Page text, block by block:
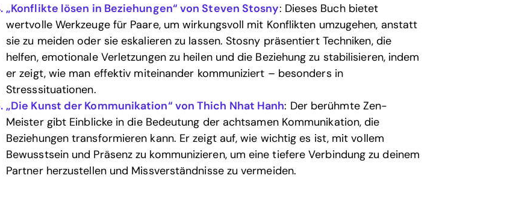
„Konflikte lösen in Beziehungen“ von Steven Stosny: Dieses Buch bietet
wertvolle Werkzeuge für Paare, um wirkungsvoll mit Konflikten umzugehen, anstatt
sie zu meiden oder sie eskalieren zu lassen. Stosny präsentiert Techniken, die
helfen, emotionale Verletzungen zu heilen und die Beziehung zu stabilisieren, indem
er zeigt, wie man effektiv miteinander kommuniziert – besonders in
Stresssituationen.
„Die Kunst der Kommunikation“ von Thich Nhat Hanh: Der berühmte Zen-
Meister gibt Einblicke in die Bedeutung der achtsamen Kommunikation, die
Beziehungen transformieren kann. Er zeigt auf, wie wichtig es ist, mit vollem
Bewusstsein und Präsenz zu kommunizieren, um eine tiefere Verbindung zu deinem
Partner herzustellen und Missverständnisse zu vermeiden.